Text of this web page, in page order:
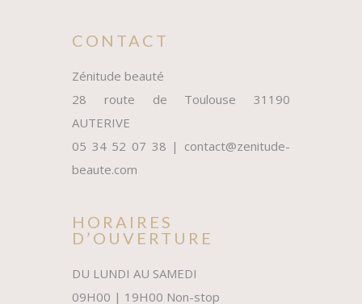
CONTACT
Zénitude beauté
28 route de Toulouse 31190
AUTERIVE
05 34 52 07 38 | contact@zenitude-
beaute.com
HORAIRES
D’OUVERTURE
DU LUNDI AU SAMEDI
09H00 | 19H00 Non-stop